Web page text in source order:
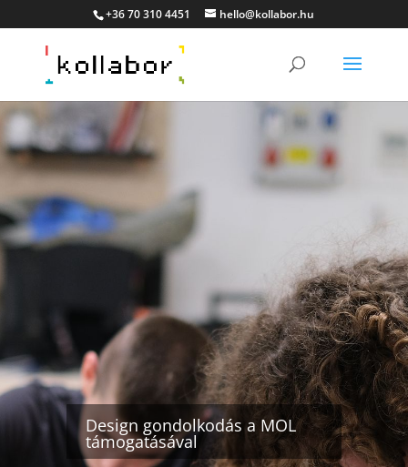
+36 70 310 4451 hello@kollabor.hu
Design gondolkodás a MOL
támogatásával